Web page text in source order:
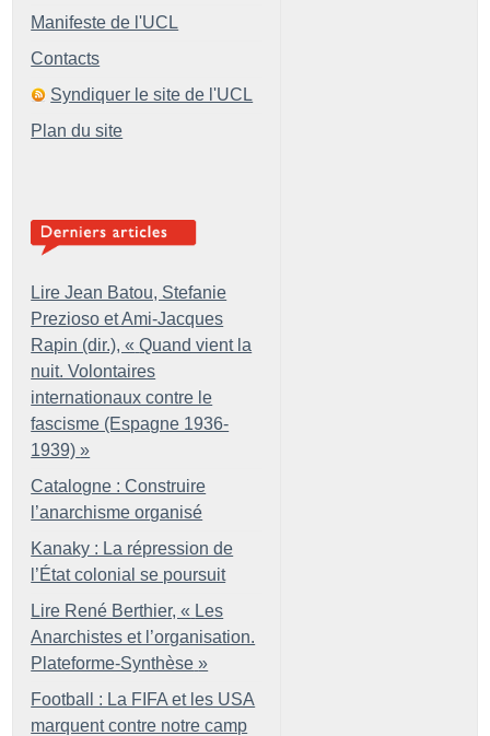
Manifeste de l'UCL
Contacts
Syndiquer le site de l'UCL
Plan du site
Lire Jean Batou, Stefanie
Prezioso et Ami-Jacques
Rapin (dir.), « Quand vient la
nuit. Volontaires
internationaux contre le
fascisme (Espagne 1936-
1939) »
Catalogne : Construire
l’anarchisme organisé
Kanaky : La répression de
l’État colonial se poursuit
Lire René Berthier, « Les
Anarchistes et l’organisation.
Plateforme-Synthèse »
Football : La FIFA et les USA
marquent contre notre camp